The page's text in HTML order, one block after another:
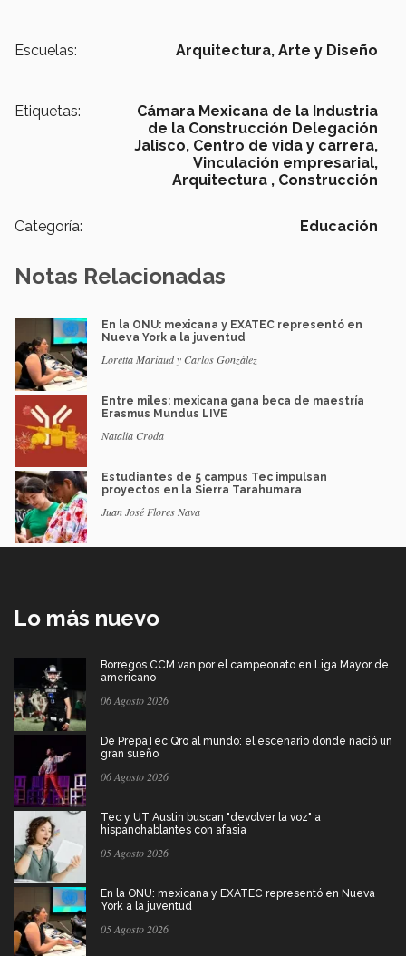
Escuelas: Arquitectura, Arte y Diseño
Etiquetas:
Cámara Mexicana de la Industria
de la Construcción Delegación
Jalisco, Centro de vida y carrera,
Vinculación empresarial,
Arquitectura , Construcción
Categoría: Educación
Notas Relacionadas
En la ONU: mexicana y EXATEC representó en
Nueva York a la juventud
Loretta Mariaud y Carlos González
Entre miles: mexicana gana beca de maestría
Erasmus Mundus LIVE
Natalia Croda
Estudiantes de 5 campus Tec impulsan
proyectos en la Sierra Tarahumara
Juan José Flores Nava
Lo más nuevo
Borregos CCM van por el campeonato en Liga Mayor de
americano
06 Agosto 2026
De PrepaTec Qro al mundo: el escenario donde nació un
gran sueño
06 Agosto 2026
Tec y UT Austin buscan "devolver la voz" a
hispanohablantes con afasia
05 Agosto 2026
En la ONU: mexicana y EXATEC representó en Nueva
York a la juventud
05 Agosto 2026